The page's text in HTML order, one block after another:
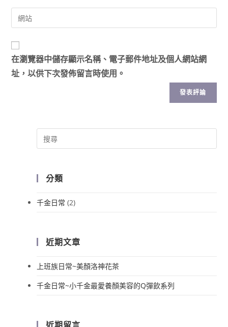
在瀏覽器中儲存顯示名稱、電子郵件地址及個人網站網
址，以供下次發佈留言時使用。
分類
千金日常 (2)
近期文章
上班族日常~美顏洛神花茶
千金日常~小千金最愛養顏美容的Q彈飲系列